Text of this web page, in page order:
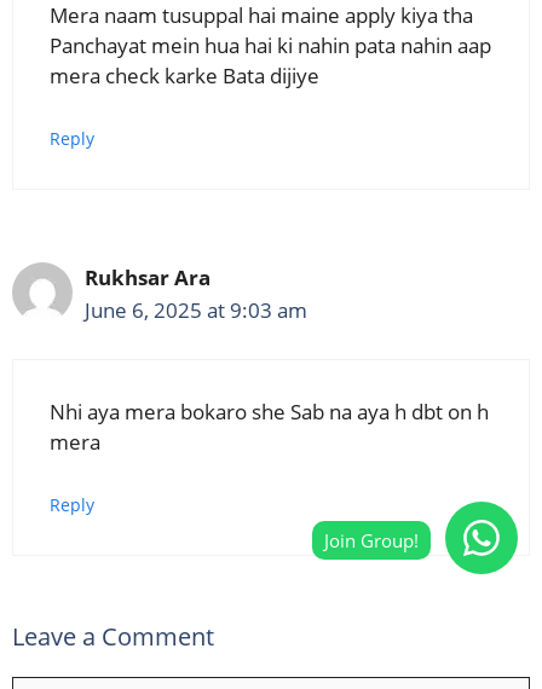
Mera naam tusuppal hai maine apply kiya tha
Panchayat mein hua hai ki nahin pata nahin aap
mera check karke Bata dijiye
Reply
Rukhsar Ara
June 6, 2025 at 9:03 am
Nhi aya mera bokaro she Sab na aya h dbt on h
mera
Reply
Leave a Comment